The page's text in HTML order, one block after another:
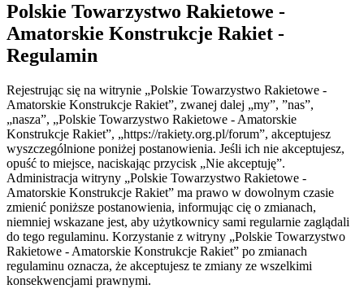
Polskie Towarzystwo Rakietowe -
Amatorskie Konstrukcje Rakiet -
Regulamin
Rejestrując się na witrynie „Polskie Towarzystwo Rakietowe -
Amatorskie Konstrukcje Rakiet”, zwanej dalej „my”, ”nas”,
„nasza”, „Polskie Towarzystwo Rakietowe - Amatorskie
Konstrukcje Rakiet”, „https://rakiety.org.pl/forum”, akceptujesz
wyszczególnione poniżej postanowienia. Jeśli ich nie akceptujesz,
opuść to miejsce, naciskając przycisk „Nie akceptuję”.
Administracja witryny „Polskie Towarzystwo Rakietowe -
Amatorskie Konstrukcje Rakiet” ma prawo w dowolnym czasie
zmienić poniższe postanowienia, informując cię o zmianach,
niemniej wskazane jest, aby użytkownicy sami regularnie zaglądali
do tego regulaminu. Korzystanie z witryny „Polskie Towarzystwo
Rakietowe - Amatorskie Konstrukcje Rakiet” po zmianach
regulaminu oznacza, że akceptujesz te zmiany ze wszelkimi
konsekwencjami prawnymi.